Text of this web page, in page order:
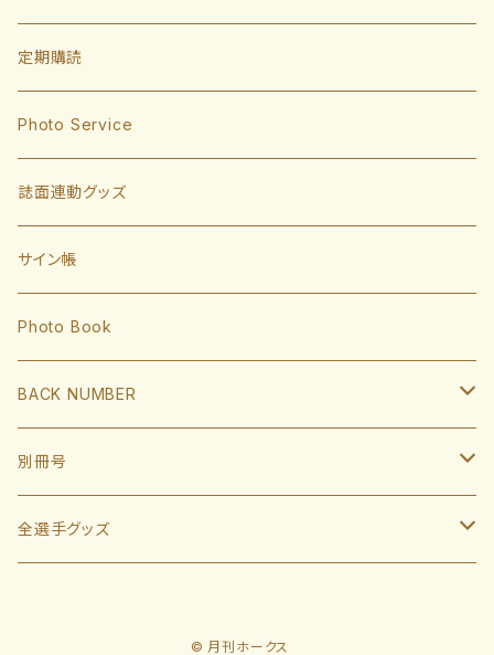
投手
東浜巨
有原航平
前田悠伍
大関友久
捕手
甲斐拓也
海野隆司
大友宗
内野手
川瀬晃
山川穂高
外野手
近藤健介
中村晃
監督・コーチ
小久保裕紀監督
斉藤和巳
定期購読
Photo Service
誌面連動グッズ
サイン帳
Photo Book
BACK NUMBER
2022
2021
別冊号
2019
全選手グッズ
© 月刊ホークス